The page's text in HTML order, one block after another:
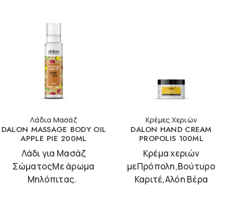
Λάδια Μασάζ
DALON MASSAGE BODY OIL
APPLE PIE 200ML
Λάδι για Μασάζ
ΣώματοςΜε άρωμα
Μηλόπιτας.
Κρέμες Χεριών
DALON HAND CREAM
PROPOLIS 100ML
Κρέμα χεριών
μεΠρόπολη,Βούτυρο
Καριτέ,Αλόη Βέρα